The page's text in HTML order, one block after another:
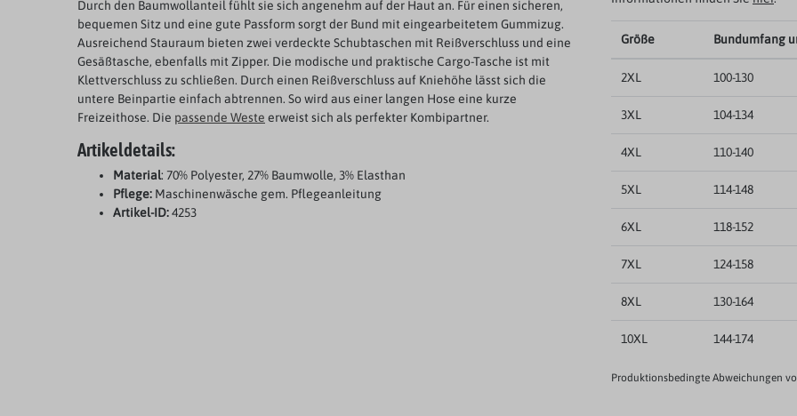
Durch den Baumwollanteil fühlt sie sich angenehm auf der Haut an. Für einen sicheren,
bequemen Sitz und eine gute Passform sorgt der Bund mit eingearbeitetem Gummizug.
Ausreichend Stauraum bieten zwei verdeckte Schubtaschen mit Reißverschluss und eine
Gesäßtasche, ebenfalls mit Zipper. Die modische und praktische Cargo-Tasche ist mit
Klettverschluss zu schließen. Durch einen Reißverschluss auf Kniehöhe lässt sich die
untere Beinpartie einfach abtrennen. So wird aus einer langen Hose eine kurze
Freizeithose. Die passende Weste erweist sich als perfekter Kombipartner.
Artikeldetails:
Material: 70% Polyester, 27% Baumwolle, 3% Elasthan
Pflege: Maschinenwäsche gem. Pflegeanleitung
Artikel-ID:4253
Größe Bundumfang
2XL 100-130
3XL 104-134
4XL 110-140
5XL 114-148
6XL 118-152
7XL 124-158
8XL 130-164
10XL 144-174
Produktionsbedingte Abweichungen